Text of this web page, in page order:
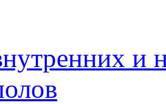
и